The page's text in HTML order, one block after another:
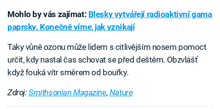
Mohlo by vás zajímat: Blesky vytvářejí radioaktivní gama
paprsky. Konečně víme, jak vznikají
Taky vůně ozonu může lidem s citlivějším nosem pomoct
určit, kdy nastal čas schovat se před deštěm. Obzvlášť
když fouká vítr směrem od bouřky.
Zdroj:Smithsonian Magazine, Nature